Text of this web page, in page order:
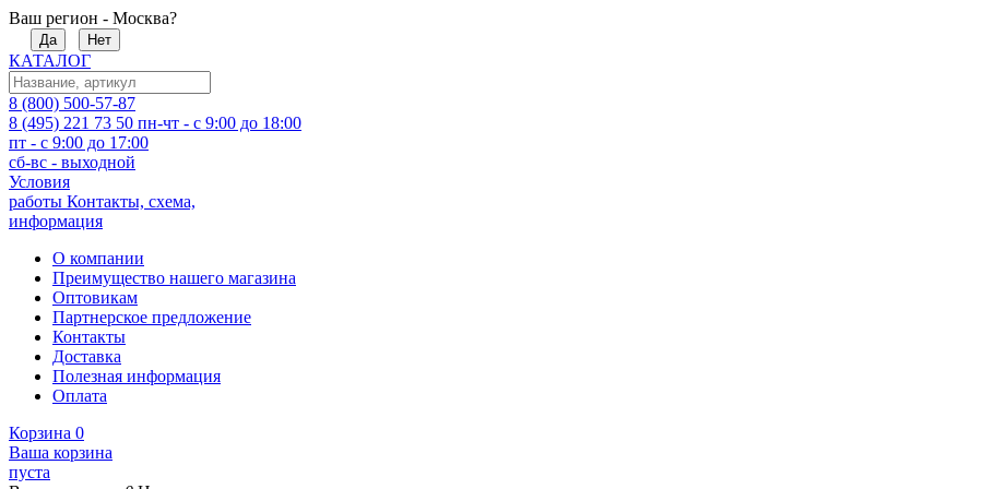
Ваш регион - Москва?
Да Нет
КАТАЛОГ
8 (800) 500-57-87
8 (495) 221 73 50 пн-чт - с 9:00 до 18:00
пт - с 9:00 до 17:00
сб-вс - выходной
Условия
работы Контакты, схема,
информация
О компании
Преимущество нашего магазина
Оптовикам
Партнерское предложение
Контакты
Доставка
Полезная информация
Оплата
Корзина 0
Ваша корзина
пуста